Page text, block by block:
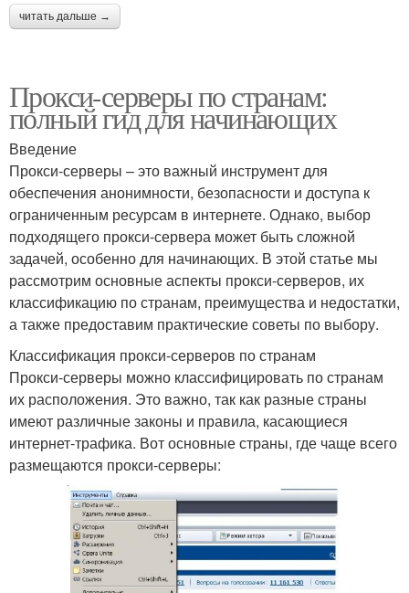
читать дальше →
Прокси-серверы по странам:
полный гид для начинающих
Введение
Прокси-серверы – это важный инструмент для
обеспечения анонимности, безопасности и доступа к
ограниченным ресурсам в интернете. Однако, выбор
подходящего прокси-сервера может быть сложной
задачей, особенно для начинающих. В этой статье мы
рассмотрим основные аспекты прокси-серверов, их
классификацию по странам, преимущества и недостатки,
а также предоставим практические советы по выбору.
Классификация прокси-серверов по странам
Прокси-серверы можно классифицировать по странам
их расположения. Это важно, так как разные страны
имеют различные законы и правила, касающиеся
интернет-трафика. Вот основные страны, где чаще всего
размещаются прокси-серверы: